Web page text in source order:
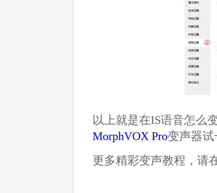
以上就是在IS语音怎么
MorphVOX Pro变声器
更多精彩变声教程，请